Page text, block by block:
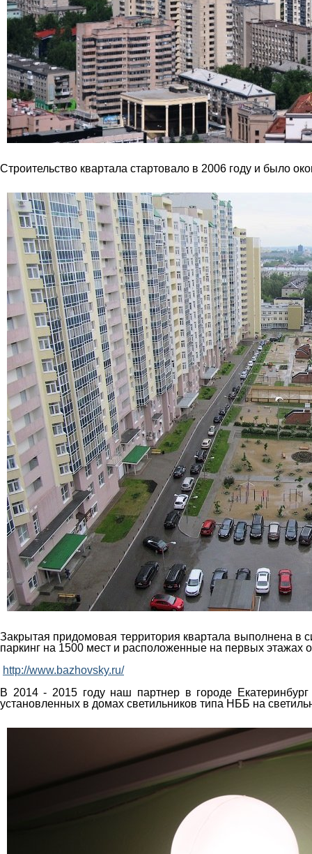
Строительство квартала стартовало в 2006 году и было
Закрытая придомовая территория квартала выполнена в
паркинг на 1500 мест и расположенные на первых
http://www.bazhovsky.ru/
В 2014 - 2015 году наш партнер в городе
установленных в домах светильников типа НББ на